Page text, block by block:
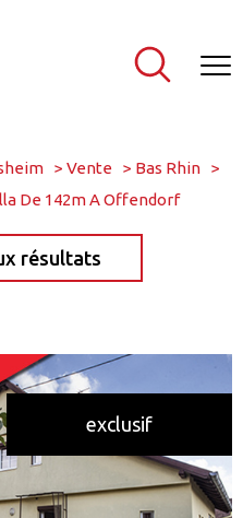
Vente
Bas Rhin
De 142m A Offendorf
résultats
exclusif